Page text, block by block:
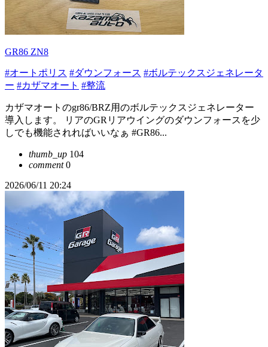
GR86 ZN8
#オートポリス #ダウンフォース #ボルテックスジェネレータ
ー #カザマオート #整流
カザマオートのgr86/BRZ用のボルテックスジェネレーター
導入します。 リアのGRリアウイングのダウンフォースを少
しでも機能されればいいなぁ #GR86...
thumb_up 104
comment0
2026/06/11 20:24